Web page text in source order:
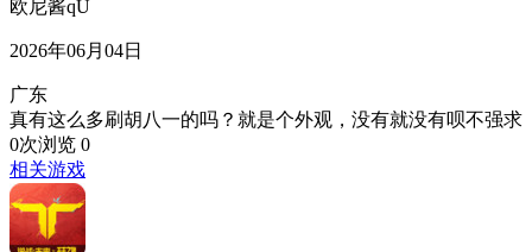
欧尼酱qU
2026年06月04日
广东
真有这么多刷胡八一的吗？就是个外观，没有就没有呗不强求
0次浏览 0
相关游戏